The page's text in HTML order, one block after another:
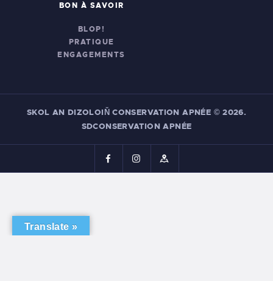
BON À SAVOIR
BLOP!
PRATIQUE
ENGAGEMENTS
SKOL AN DIZOLOIŇ CONSERVATION APNÉE © 2026.
SDCONSERVATION APNÉE
Translate »